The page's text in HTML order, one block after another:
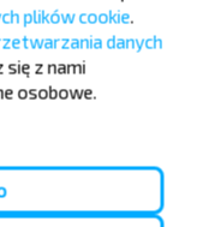
plików cookie.
danych
się z nami
osobowe.